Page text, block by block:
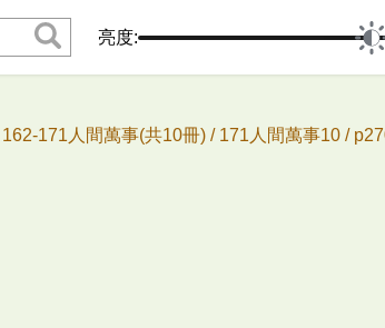
亮度:
162-171人間萬事(共10冊) / 171人間萬事10 /